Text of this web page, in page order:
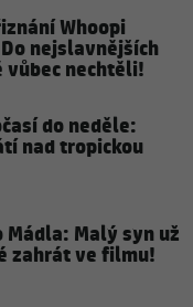
Whoopi
nejslavnějších
nechtěli!
do neděle:
nad tropickou
Malý syn už
zahrát ve filmu!